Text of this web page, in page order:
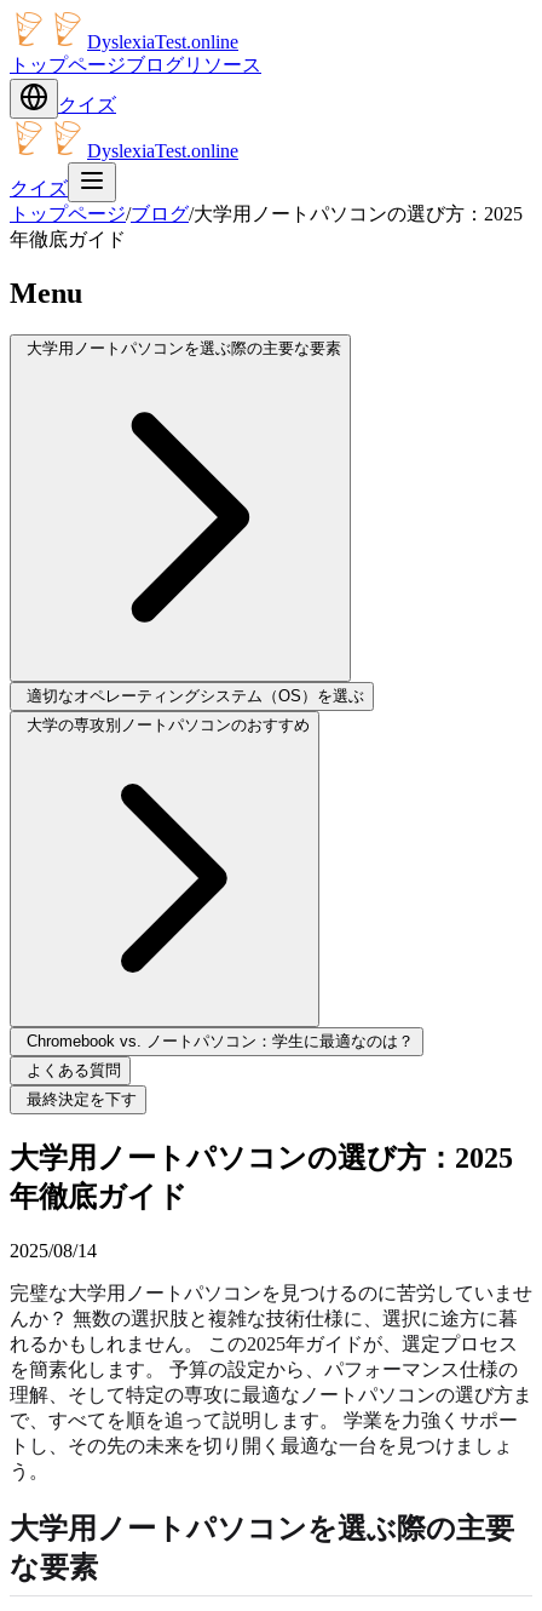
DyslexiaTest.online
トップページブログリソース
クイズ
DyslexiaTest.online
クイズ
トップページ/ブログ/大学用ノートパソコンの選び方：2025
年徹底ガイド
Menu
大学用ノートパソコンを選ぶ際の主要な要素
適切なオペレーティングシステム（OS）を選ぶ
大学の専攻別ノートパソコンのおすすめ
Chromebook vs. ノートパソコン：学生に最適なのは？
よくある質問
最終決定を下す
大学用ノートパソコンの選び方：2025
年徹底ガイド
2025/08/14
完璧な大学用ノートパソコンを見つけるのに苦労していませ
んか？ 無数の選択肢と複雑な技術仕様に、選択に途方に暮
れるかもしれません。 この2025年ガイドが、選定プロセス
を簡素化します。 予算の設定から、パフォーマンス仕様の
理解、そして特定の専攻に最適なノートパソコンの選び方ま
で、すべてを順を追って説明します。 学業を力強くサポー
トし、その先の未来を切り開く最適な一台を見つけましょ
う。
大学用ノートパソコンを選ぶ際の主要
な要素